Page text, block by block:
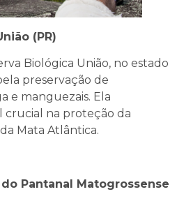
(PR)
Biológica União, no estado
preservação de
e manguezais. Ela
na proteção da
Mata Atlântica.
Pantanal Matogrossense